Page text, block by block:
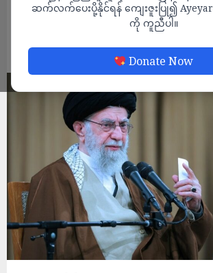
ဆက်လက်ပေးပို့နိုင်ရန် ကျေးဇူးပြု၍
ကို ကူညီပါ။
Donate Now
အီရန်ခေါင်းဆောင်က သမ္မတ ဒ
‘ရာဇဝတ်ကောင်’ လို့ သုံးနှုန်းခေါ်ဆို
ADMIN